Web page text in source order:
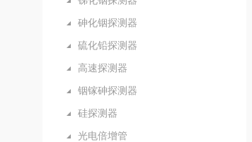
砷化铟探测器
硫化铅探测器
高速探测器
铟镓砷探测器
硅探测器
光电倍增管